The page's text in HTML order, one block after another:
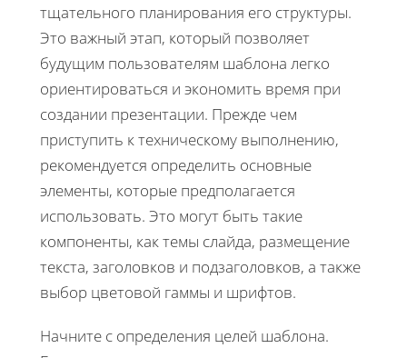
тщательного планирования его структуры.
Это важный этап, который позволяет
будущим пользователям шаблона легко
ориентироваться и экономить время при
создании презентации. Прежде чем
приступить к техническому выполнению,
рекомендуется определить основные
элементы, которые предполагается
использовать. Это могут быть такие
компоненты, как темы слайда, размещение
текста, заголовков и подзаголовков, а также
выбор цветовой гаммы и шрифтов.
Начните с определения целей шаблона.